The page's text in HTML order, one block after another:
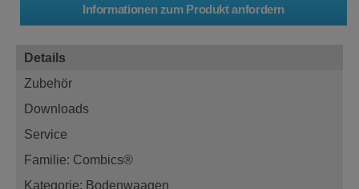
Details
Zubehör
Downloads
Service
Familie: Combics®
Kategorie: Bodenwaagen